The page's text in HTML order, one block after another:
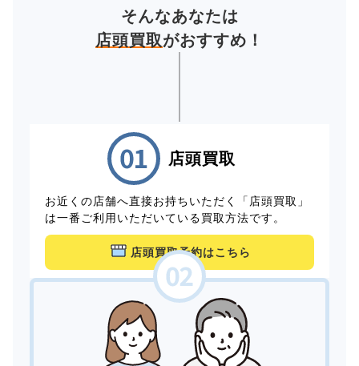
そんなあなたは
店頭買取がおすすめ！
店頭買取
お近くの店舗へ直接お持ちいただく「店頭買取」
は一番ご利用いただいている買取方法です。
店頭買取予約はこちら